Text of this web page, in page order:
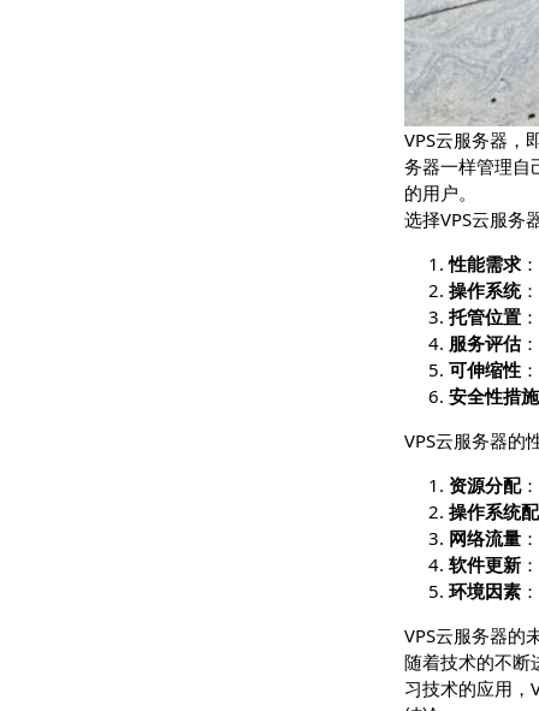
VPS云服务
务器一样管
的用户。
选择VPS云
性能
操作
托管
服务
可伸
VPS云服务
资源
操作
网络
软件
环境